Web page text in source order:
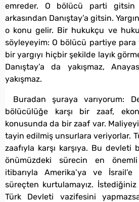
emreder. O bölücü parti gitsin
arkasından Danıştay’a gitsin.
o konu gelir. Bir hukukçu ve
söyleyeyim: O bölücü partiye
bir yargıyı hiçbir şekilde layık
Danıştay’a da yakışmaz,
yakışmaz.
Buradan şuraya varıyorum:
bölücülüğe karşı bir zaaf,
konusunda da bir zaaf var.
tayin edilmiş unsurlara veriyorlar.
zaafıyla karşı karşıya. Bu devleti
önümüzdeki sürecin en
itibarıyla Amerika’ya ve
süreçten kurtulamayız. İstediğiniz
Türk Devleti vazifesini